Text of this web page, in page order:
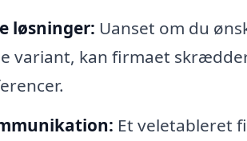
løsninger: Uanset om du
variant, kan firmaet
Et veletableret